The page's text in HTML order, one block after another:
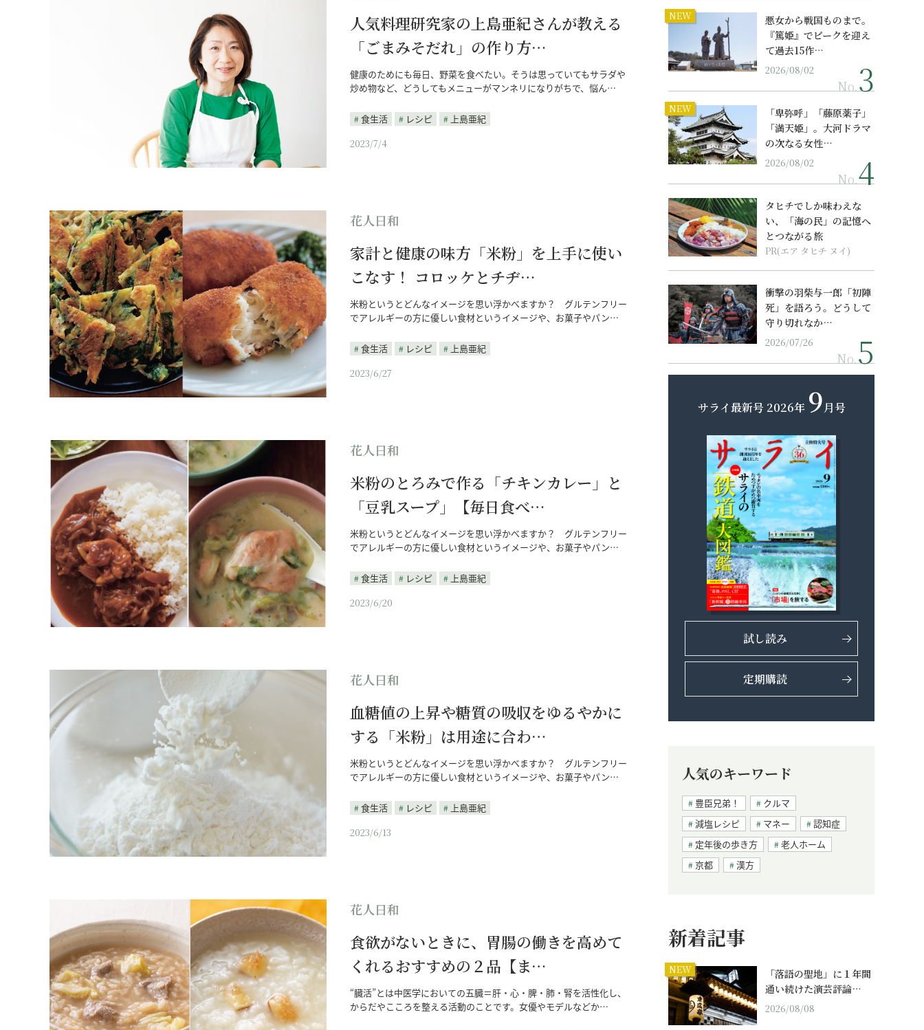
人気料理研究家の上島亜紀さんが教える
「ごまみそだれ」の作り方…
健康のためにも毎日、野菜を食べたい。そうは思っていてもサラダや
炒め物など、どうしてもメニューがマンネリになりがちで、悩ん…
食生活 レシピ
上島亜紀
2023/7/4
花人日和
家計と健康の味方「米粉」を上手に使い
こなす！ コロッケとチヂ…
米粉というとどんなイメージを思い浮かべますか？ グルテンフリー
でアレルギーの方に優しい食材というイメージや、お菓子やパン…
食生活 レシピ
上島亜紀
2023/6/27
花人日和
米粉のとろみで作る「チキンカレー」と
「豆乳スープ」【毎日食べ…
米粉というとどんなイメージを思い浮かべますか？ グルテンフリー
でアレルギーの方に優しい食材というイメージや、お菓子やパン…
食生活 レシピ
上島亜紀
2023/6/20
花人日和
血糖値の上昇や糖質の吸収をゆるやかに
する「米粉」は用途に合わ…
米粉というとどんなイメージを思い浮かべますか？ グルテンフリー
でアレルギーの方に優しい食材というイメージや、お菓子やパン…
食生活 レシピ
上島亜紀
2023/6/13
花人日和
食欲がないときに、胃腸の働きを高めて
くれるおすすめの２品【ま…
“臓活”とは中医学においての五臓＝肝・心・脾・肺・腎を活性化し、
からだやこころを整える活動のことです。女優やモデルなどか…
NEW
悪女から戦国ものまで。
『篤姫』でピークを迎え
て過去15作…
2026/08/02
No.
NEW
「卑弥呼」「藤原薬子」
「満天姫」。大河ドラマ
の次なる女性…
2026/08/02
No.
タヒチでしか味わえな
い、「海の民」の記憶へ
とつながる旅
PR(エア タヒチ ヌイ)
衝撃の羽柴与一郎「初陣
死」を語ろう。どうして
守り切れなか…
2026/07/26
No.
サライ最新号 2026年 9月号
試し読み
定期購読
人気のキーワード
豊臣兄弟！
クルマ
減塩レシピ
マネー
認知症
定年後の歩き方
老人ホーム
京都
漢方
新着記事
NEW
「落語の聖地」に１年間
通い続けた演芸評論…
2026/08/08